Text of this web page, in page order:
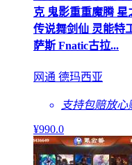
克 鬼影重重魔腾 星
传说舞剑仙 灵能特
萨斯 Fnatic古拉...
网通 德玛西亚
支持包赔放心
¥990.0